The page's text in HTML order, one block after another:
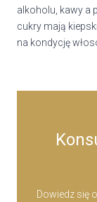
alkoholu, kawy a
cukry mają
na kondycję
Dowiedz się